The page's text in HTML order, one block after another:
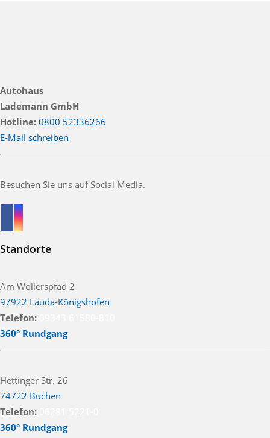
Autohaus
Lademann GmbH
Hotline: 0800 52336266
E-Mail schreiben
Besuchen Sie uns auf Social Media.
Standorte
Am Wöllerspfad 2
97922 Lauda-Königshofen
Telefon:
360° Rundgang
Hettinger Str. 26
74722 Buchen
Telefon:
360° Rundgang